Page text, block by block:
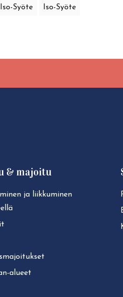
Syöte Iso-Syöte
& majoitu
ja liikkuminen
alueet